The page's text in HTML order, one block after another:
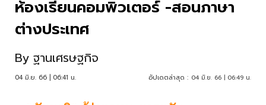
ห้องเรียนคอมพิวเตอร์ -สอนภาษา
ต่างประเทศ
By ฐานเศรษฐกิจ
04 มิ.ย. 66 | 06:41 น. อัปเดตล่าสุด : 04 มิ.ย. 66 | 06:49 น.